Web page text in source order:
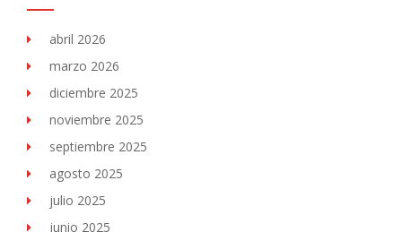
abril 2026
marzo 2026
diciembre 2025
noviembre 2025
septiembre 2025
agosto 2025
julio 2025
junio 2025